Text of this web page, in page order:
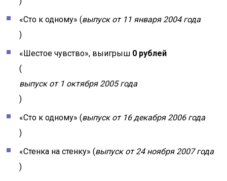
«Сто к одному» (выпуск от 11 января 2004 года
)
«Шестое чувство», выигрыш 0 рублей
(
выпуск от 1 октября 2005 года
)
«Сто к одному» (выпуск от 16 декабря 2006 года
)
«Стенка на стенку» (выпуск от 24 ноября 2007 года
)